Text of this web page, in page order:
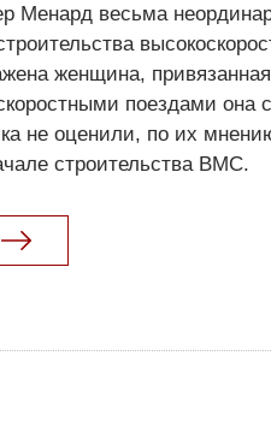
Менард весьма
женщина,
поездами
не оценили, по их
строительства ВМС.